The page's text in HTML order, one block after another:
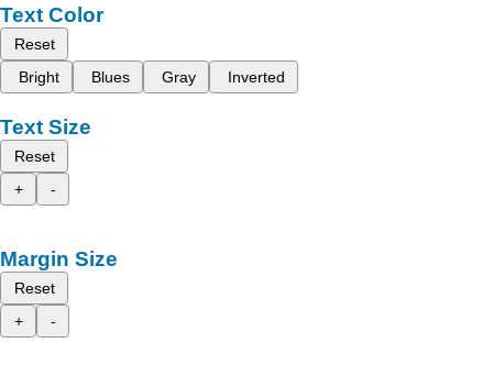
Text Color
Reset
Bright
Blues Gray Inverted
Text Size
Reset
+
-
Margin Size
Reset
+
-